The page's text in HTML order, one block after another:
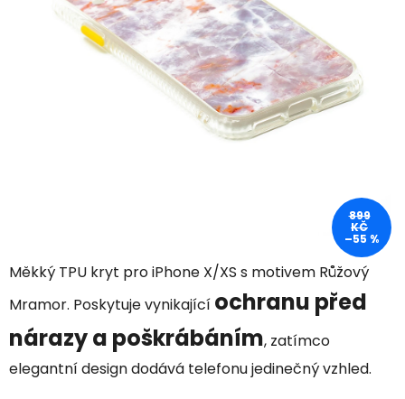
Měkký TPU kryt pro iPhone X/XS s motivem Růžový
Mramor. Poskytuje vynikající ochranu před
nárazy a poškrábáním, zatímco
elegantní design dodává telefonu jedinečný vzhled.
899
KČ
–55 %